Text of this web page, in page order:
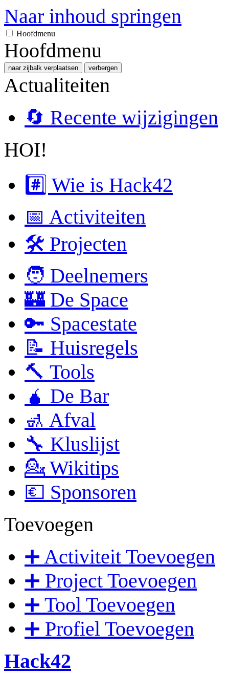
Naar inhoud springen
Hoofdmenu
Hoofdmenu
naar zijbalk verplaatsen verbergen
Actualiteiten
🔄 Recente wijzigingen
HOI!
#️⃣ Wie is Hack42
📅 Activiteiten
🛠 Projecten
🧑 Deelnemers
🏰 De Space
🔑 Spacestate
📝 Huisregels
🔨 Tools
🧉 De Bar
🚮 Afval
🔧 Kluslijst
💁 Wikitips
💶 Sponsoren
Toevoegen
➕ Activiteit Toevoegen
➕ Project Toevoegen
➕ Tool Toevoegen
➕ Profiel Toevoegen
Hack42